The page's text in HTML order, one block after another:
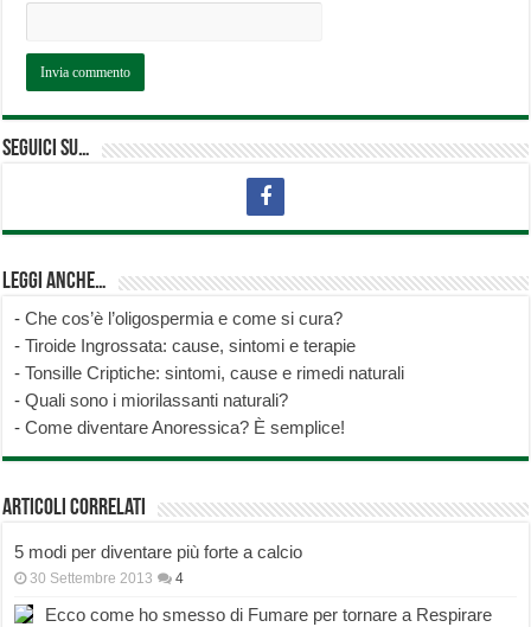
Seguici su…
Leggi anche…
-Che cos’è l’oligospermia e come si cura?
-Tiroide Ingrossata: cause, sintomi e terapie
-Tonsille Criptiche: sintomi, cause e rimedi naturali
-Quali sono i miorilassanti naturali?
-Come diventare Anoressica? È semplice!
Articoli correlati
5 modi per diventare più forte a calcio
30 Settembre 2013 4
Ecco come ho smesso di Fumare per tornare a Respirare